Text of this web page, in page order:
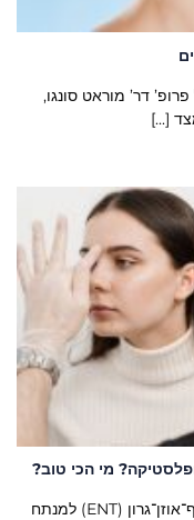
דר’ מוראט סונגו,
[...]
מי הכי טוב?
בעת בחינת ניתוח אף, הבחירה בין רופא אף־אוזן־גרון (ENT) למנתח